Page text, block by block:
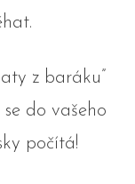
z baráku”
do vašeho
počítá!